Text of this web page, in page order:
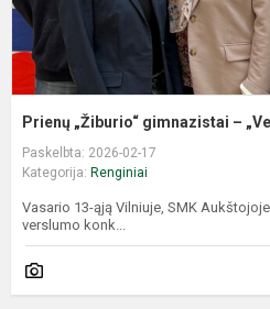
Prienų „Žiburio“ gimnazistai –
Paskelbta: 2026-02-17
Kategorija: Renginiai
Vasario 13-ąją Vilniuje, SMK
verslumo konk...